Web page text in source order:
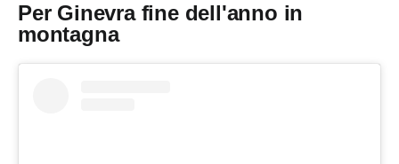
Per Ginevra fine dell'anno in
montagna